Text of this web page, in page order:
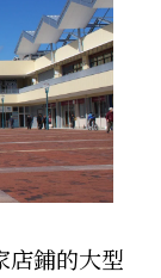
店鋪的大型